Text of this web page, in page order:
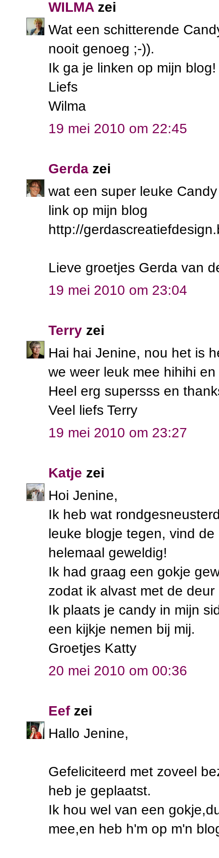
WILMA zei
Wat een schitterende
nooit genoeg ;-)).
Ik ga je linken op mijn
Liefs
Wilma
19 mei 2010 om 22:45
Gerda zei
wat een super leuke
link op mijn blog
http://
Lieve groetjes Gerda van
19 mei 2010 om 23:04
Terry zei
Hai hai Jenine, nou het is
we weer leuk mee hihihi
Heel erg supersss en
Veel liefs Terry
19 mei 2010 om 23:27
Katje zei
Hoi Jenine,
Ik heb wat
leuke blogje tegen, vind
helemaal geweldig!
Ik had graag een gokje
zodat ik alvast met de
Ik plaats je candy in mijn
een kijkje nemen bij mij.
Groetjes Katty
20 mei 2010 om 00:36
Eefzei
Hallo Jenine,
Gefeliciteerd met zoveel
heb je geplaatst.
Ik hou wel van een
mee,en heb h'm op m'n